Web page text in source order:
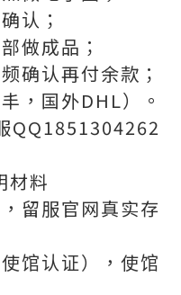
认；
做成品；
确认再付余款；
，国外DHL）。
QQ1851304262
材料
留服官网真实存
馆认证），使馆